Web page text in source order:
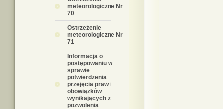
meteorologiczne Nr
70
Ostrzeżenie
meteorologiczne Nr
71
Informacja o
postępowaniu w
sprawie
potwierdzenia
przejęcia praw i
obowiązków
wynikających z
pozwolenia